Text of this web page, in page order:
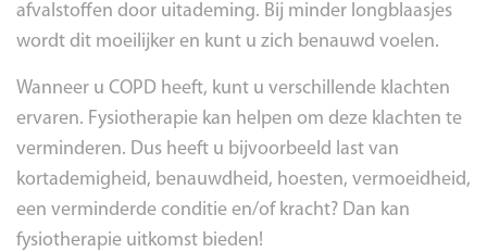
afvalstoffen door uitademing. Bij minder longblaasjes
wordt dit moeilijker en kunt u zich benauwd voelen.
Wanneer u COPD heeft, kunt u verschillende klachten
ervaren. Fysiotherapie kan helpen om deze klachten te
verminderen. Dus heeft u bijvoorbeeld last van
kortademigheid, benauwdheid, hoesten, vermoeidheid,
een verminderde conditie en/of kracht? Dan kan
fysiotherapie uitkomst bieden!